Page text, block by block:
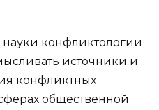
конфликтологии
источники и
конфликтных
общественной